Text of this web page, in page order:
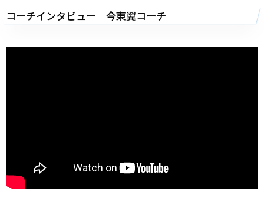
コーチインタビュー 今東翼コーチ